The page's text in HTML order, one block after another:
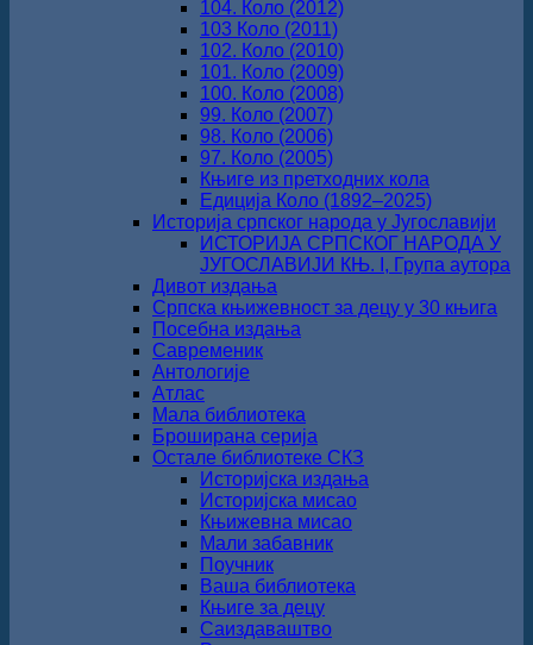
104. Коло (2012)
103 Коло (2011)
102. Коло (2010)
101. Коло (2009)
100. Коло (2008)
99. Коло (2007)
98. Коло (2006)
97. Коло (2005)
Књиге из претходних кола
Едиција Коло (1892‒2025)
Историја српског народа у Југославији
ИСТОРИЈА СРПСКОГ НАРОДА У
ЈУГОСЛАВИЈИ КЊ. I, Група аутора
Дивот издања
Српска књижевност за децу у 30 књига
Посебна издања
Савременик
Антологије
Атлас
Мала библиотека
Броширана серија
Остале библиотеке СКЗ
Историјска издања
Историјска мисао
Књижевна мисао
Мали забавник
Поучник
Ваша библиотека
Књиге за децу
Саиздаваштво